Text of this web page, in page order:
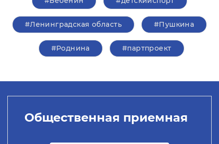
#Ленинградская область #Пушкина
#Роднина #партпроект
Общественная приемная